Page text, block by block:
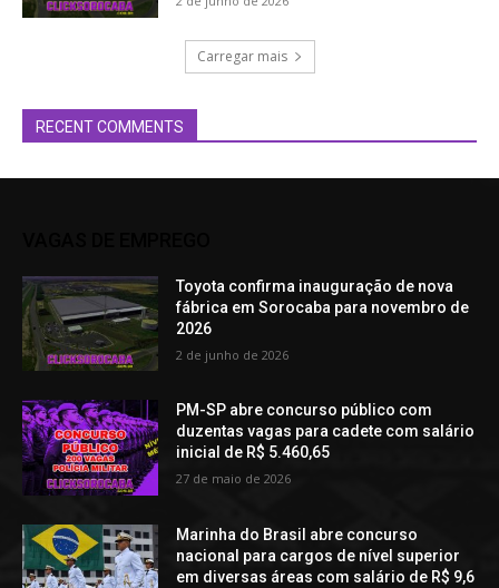
Carregar mais
RECENT COMMENTS
Toyota confirma inauguração de nova
fábrica em Sorocaba para novembro de
2026
2 de junho de 2026
PM-SP abre concurso público com
duzentas vagas para cadete com salário
inicial de R$ 5.460,65
27 de maio de 2026
Marinha do Brasil abre concurso
nacional para cargos de nível superior
em diversas áreas com salário de R$ 9,6